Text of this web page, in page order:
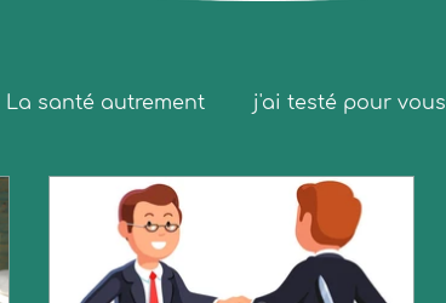
La santé autrement j'ai testé pour vous